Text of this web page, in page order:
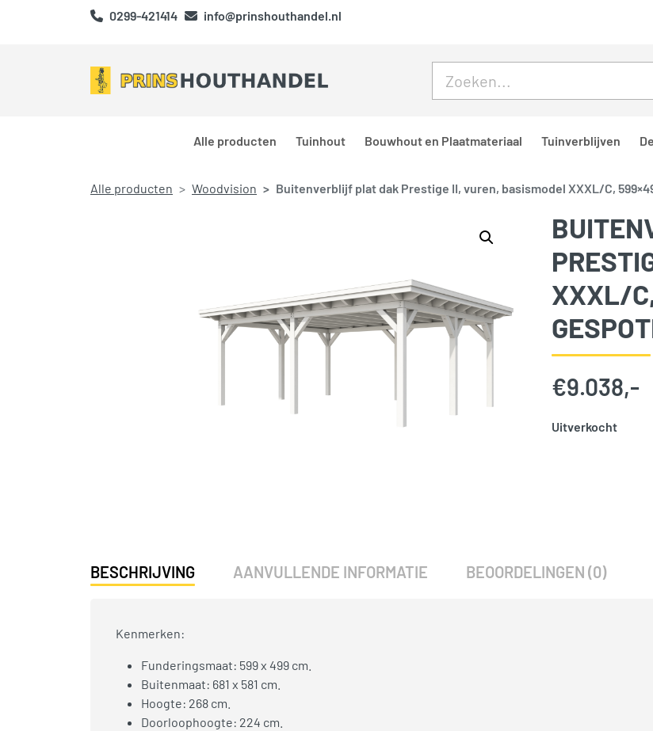
0299-421414 info@prinshouthandel.nl
Alle producten Tuinhout Bouwhout en Plaatmateriaal Tuinverblijven
Alle producten Woodvision Buitenverblijf plat dak Prestige II, vuren, basismodel XXXL/C,
XXXL/
€9.038,-
Uitverkocht
BESCHRIJVING AANVULLENDE INFORMATIE BEOORDELINGEN (0)
Kenmerken:
Funderingsmaat: 599 x 499 cm.
Buitenmaat: 681 x 581 cm.
Hoogte: 268 cm.
Doorloophoogte: 224 cm.